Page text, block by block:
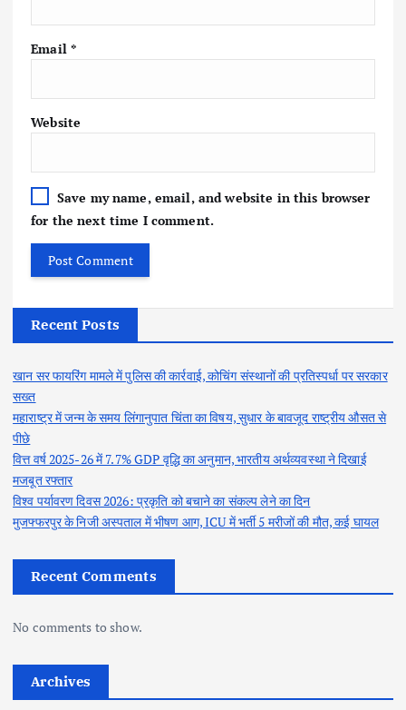
Email *
Website
Save my name, email, and website in this browser
for the next time I comment.
Recent Posts
खान सर फायरिंग मामले में पुलिस की कार्रवाई, कोचिंग संस्थानों की प्रतिस्पर्धा पर सरकार
सख्त
महाराष्ट्र में जन्म के समय लिंगानुपात चिंता का विषय, सुधार के बावजूद राष्ट्रीय औसत से
पीछे
वित्त वर्ष 2025-26 में 7.7% GDP वृद्धि का अनुमान, भारतीय अर्थव्यवस्था ने दिखाई
मजबूत रफ्तार
विश्व पर्यावरण दिवस 2026: प्रकृति को बचाने का संकल्प लेने का दिन
मुजफ्फरपुर के निजी अस्पताल में भीषण आग, ICU में भर्ती 5 मरीजों की मौत, कई घायल
Recent Comments
No comments to show.
Archives